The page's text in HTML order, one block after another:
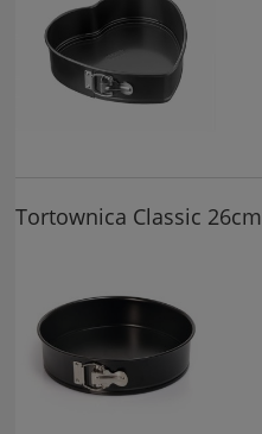
Tortownica Classic 26cm